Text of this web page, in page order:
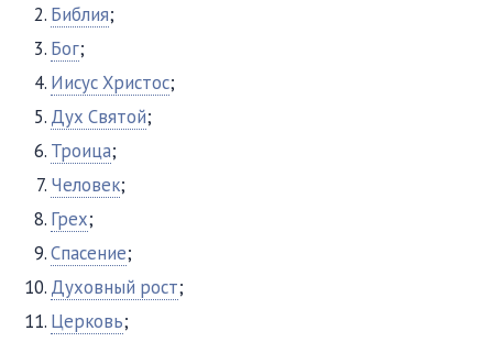
Библия;
Бог;
Иисус Христос;
Дух Святой;
Троица;
Человек;
Грех;
Спасение;
Духовный рост;
Церковь;